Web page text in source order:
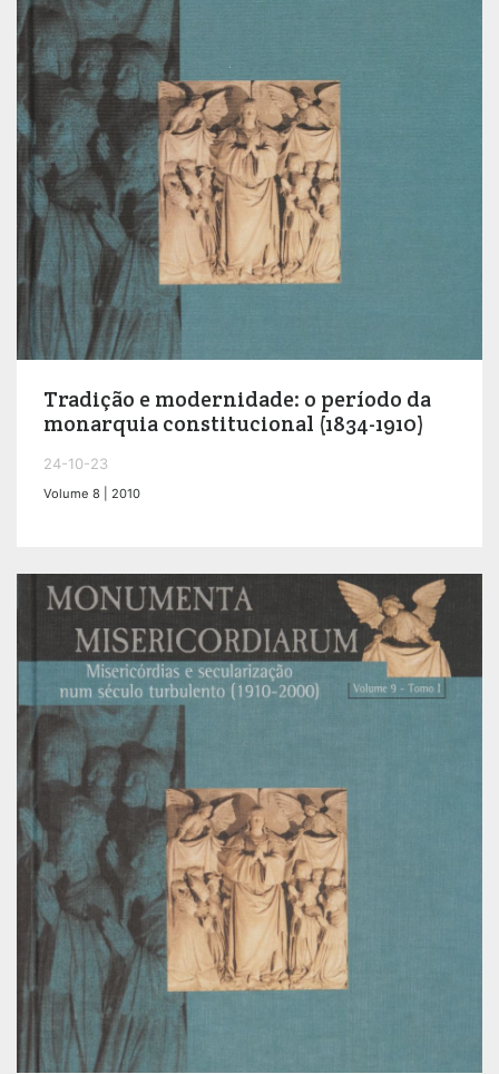
Tradição e modernidade: o período da
monarquia constitucional (1834-1910)
24-10-23
Volume 8 | 2010